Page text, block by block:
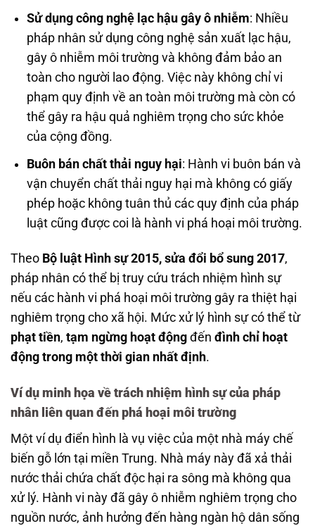
Sử dụng công nghệ lạc hậu gây ô nhiễm: Nhiều
pháp nhân sử dụng công nghệ sản xuất lạc hậu,
gây ô nhiễm môi trường và không đảm bảo an
toàn cho người lao động. Việc này không chỉ vi
phạm quy định về an toàn môi trường mà còn có
thể gây ra hậu quả nghiêm trọng cho sức khỏe
của cộng đồng.
Buôn bán chất thải nguy hại: Hành vi buôn bán và
vận chuyển chất thải nguy hại mà không có giấy
phép hoặc không tuân thủ các quy định của pháp
luật cũng được coi là hành vi phá hoại môi trường.
Theo Bộ luật Hình sự 2015, sửa đổi bổ sung 2017,
pháp nhân có thể bị truy cứu trách nhiệm hình sự
nếu các hành vi phá hoại môi trường gây ra thiệt hại
nghiêm trọng cho xã hội. Mức xử lý hình sự có thể từ
phạt tiền, tạm ngừng hoạt động đến đình chỉ hoạt
động trong một thời gian nhất định.
Ví dụ minh họa về trách nhiệm hình sự của pháp
nhân liên quan đến phá hoại môi trường
Một ví dụ điển hình là vụ việc của một nhà máy chế
biến gỗ lớn tại miền Trung. Nhà máy này đã xả thải
nước thải chứa chất độc hại ra sông mà không qua
xử lý. Hành vi này đã gây ô nhiễm nghiêm trọng cho
nguồn nước, ảnh hưởng đến hàng ngàn hộ dân sống